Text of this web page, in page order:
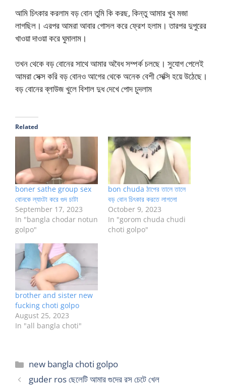
আমি চিৎকার করলাম বড় বোন তুমি কি করছ, কিন্তু আমার খুব মজা
লাগছিল। এরপর আমরা আবার গোসল করে ফ্রেশ হলাম। তারপর দুপুরের
খাওয়া দাওয়া করে ঘুমালাম।
তখন থেকে বড় বোনের সাথে আমার অবৈধ সম্পর্ক চলছে। সুযোগ পেলেই
আমরা সেক্স করি বড় বোনও আগের থেকে অনেক বেশী সেক্সি হয়ে উঠেছে।
বড় বোনের ব্লাউজ খুলে বিশাল দুধ দেখে পোদ চুদলাম
Related
boner sathe group sex
বোনকে ল্যাংটা করে গুদ চাটা
September 17, 2023
In "bangla chodar notun
golpo"
bon chuda ঠাপের তালে তালে
বড় বোন চিৎকার করতে লাগলো
October 9, 2023
In "gorom chuda chudi
choti golpo"
brother and sister new
fucking choti golpo
August 25, 2023
In "all bangla choti"
Categories
new bangla choti golpo
guder ros ছেলেটি আমার গুদের রস চেটে খেল